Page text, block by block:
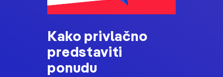
Kako privlačno
predstaviti
ponudu